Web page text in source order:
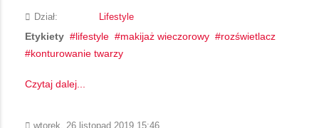
Dział: Lifestyle
Etykiety lifestyle makijaż wieczorowy
rozświetlacz
konturowanie twarzy
Czytaj dalej...